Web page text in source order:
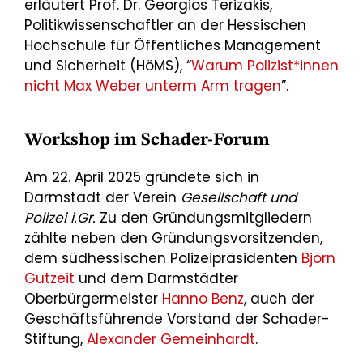
erläutert Prof. Dr. Georgios Terizakis,
Politikwissenschaftler an der Hessischen
Hochschule für Öffentliches Management
und Sicherheit (HöMS), “Warum Polizist*innen
nicht Max Weber unterm Arm tragen”.
Workshop im Schader-Forum
Am 22. April 2025 gründete sich in
Darmstadt der Verein Gesellschaft und
Polizei i.Gr. Zu den Gründungsmitgliedern
zählte neben den Gründungsvorsitzenden,
dem südhessischen Polizeipräsidenten Björn
Gutzeit und dem Darmstädter
Oberbürgermeister Hanno Benz, auch der
Geschäftsführende Vorstand der Schader-
Stiftung, Alexander Gemeinhardt.